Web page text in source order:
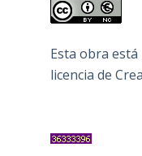
Esta obra
licencia de